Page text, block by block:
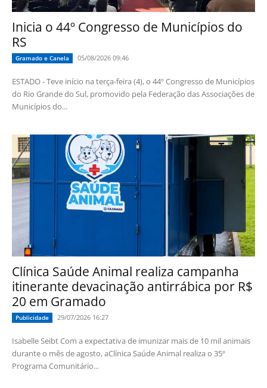
Inicia o 44º Congresso de Municípios do
RS
Gramado e Canela 05/08/2026 09:46
ESTADO - Teve início na terça-feira (4), o 44º Congresso de Municípios
do Rio Grande do Sul, promovido pela Federação das Associações de
Municípios do...
Clínica Saúde Animal realiza campanha
itinerante devacinação antirrábica por R$
20 em Gramado
Publicidade 29/07/2026 16:27
Isabelle Seibt Com a expectativa de imunizar mais de 10 mil animais
durante o mês de agosto, aClínica Saúde Animal realiza o 35º
Programa Comunitário...